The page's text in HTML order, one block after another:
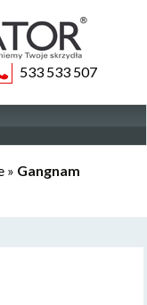
533 533 507
» Gangnam